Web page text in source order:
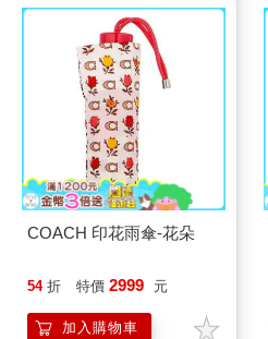
COACH 印花雨傘-花朵
54 折 特價 2999 元
加入購物車